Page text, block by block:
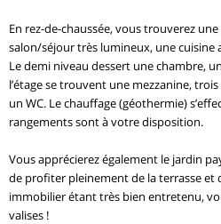
En rez-de-chaussée, vous trouverez
salon/séjour très lumineux, une cuisine
Le demi niveau dessert une chambre,
l’étage se trouvent une mezzanine,
un WC. Le chauffage (géothermie)
rangements sont à votre disposition.
Vous apprécierez également le jardin
de profiter pleinement de la terrasse et
immobilier étant très bien entretenu,
valises !